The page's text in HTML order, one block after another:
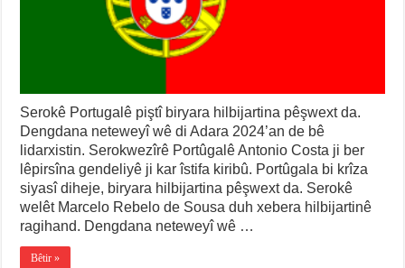
Serokê Portugalê piştî biryara hilbijartina pêşwext da.
Dengdana neteweyî wê di Adara 2024’an de bê
lidarxistin. Serokwezîrê Portûgalê Antonio Costa ji ber
lêpirsîna gendeliyê ji kar îstifa kiribû. Portûgala bi krîza
siyasî diheje, biryara hilbijartina pêşwext da. Serokê
welêt Marcelo Rebelo de Sousa duh xebera hilbijartinê
ragihand. Dengdana neteweyî wê …
Bêtir »